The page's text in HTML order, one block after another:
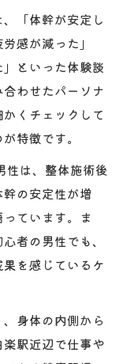
「体幹が安定し
感が減った」
」といった体験談
わせたパーソナ
くチェックして
特徴です。
性は、整体施術後
の安定性が増
ています。ま
者の男性でも、
を感じているケ
身体の内側から
駅近辺で仕事や